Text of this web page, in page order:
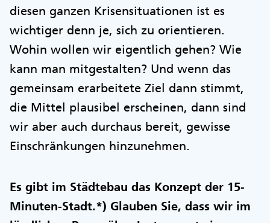
diesen ganzen Krisensituationen ist es
wichtiger denn je, sich zu orientieren.
Wohin wollen wir eigentlich gehen? Wie
kann man mitgestalten? Und wenn das
gemeinsam erarbeitete Ziel dann stimmt,
die Mittel plausibel erscheinen, dann sind
wir aber auch durchaus bereit, gewisse
Einschränkungen hinzunehmen.
Es gibt im Städtebau das Konzept der 15-
Minuten-Stadt.*) Glauben Sie, dass wir im